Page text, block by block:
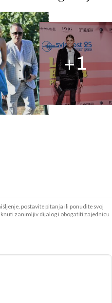
+1
postavite pitanja ili ponudite svoj
zanimljiv dijalog i obogatiti zajednicu